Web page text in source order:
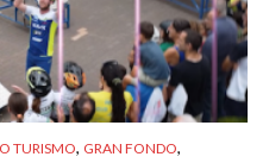
TURISMO, GRAN FONDO,